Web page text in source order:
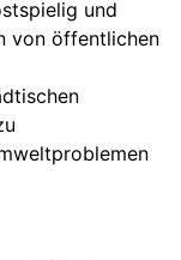
und
von öffentlichen